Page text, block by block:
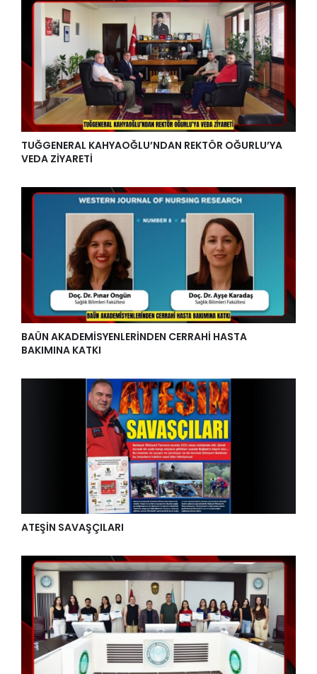
TUĞGENERAL KAHYAOĞLU’NDAN REKTÖR OĞURLU’YA
VEDA ZİYARETİ
BAÜN AKADEMİSYENLERİNDEN CERRAHİ HASTA
BAKIMINA KATKI
ATEŞİN SAVAŞÇILARI